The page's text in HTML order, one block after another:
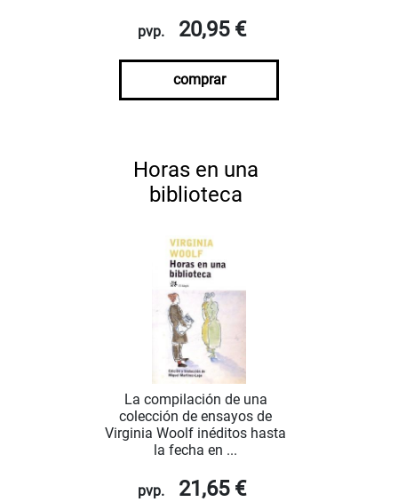
pvp. 20,95 €
comprar
Horas en una
biblioteca
La compilación de una
colección de ensayos de
Virginia Woolf inéditos hasta
la fecha en ...
pvp. 21,65 €